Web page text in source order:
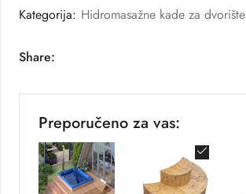
Kategorija: Hidromasažne kade za dvorište
Share:
Preporučeno za vas: